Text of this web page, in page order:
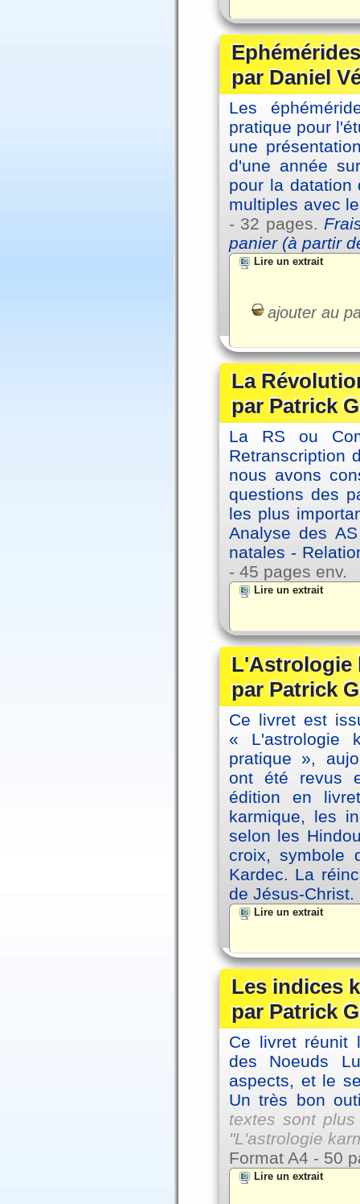
par Daniel
Les
pratique pour
une
d'une année
pour la datation
multiples avec
- 32 pages.
panier (à partir
Lire un extrait
ajouter au
La
par Patrick
La RS ou
Retranscription
nous avons
questions des
les plus
Analyse des
natales -
- 45 pages env.
Lire un extrait
L'Astrologie
par Patrick
Ce livret est
« L'astrologie
pratique »,
ont été revus
édition en
karmique, les
selon les
croix, symbole
Kardec. La
de Jésus-Christ.
Lire un extrait
Les indices
par Patrick
Ce livret réunit
des Noeuds
aspects, et le
Un très bon
textes sont
"L'astrologie
Format A4 - 50
Lire un extrait